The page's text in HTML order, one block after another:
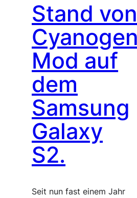
Stand von
Cyanogen
Mod auf
dem
Samsung
Galaxy
S2.
Seit nun fast einem Jahr